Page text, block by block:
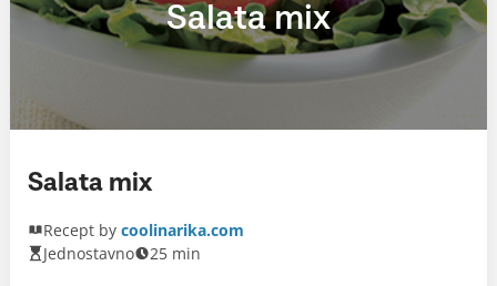
Salata mix
Salata mix
Recept by coolinarika.com
Jednostavno
25 min